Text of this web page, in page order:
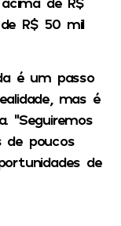
R$ 50 mil
é um passo
mas é
“Seguiremos
de poucos
de